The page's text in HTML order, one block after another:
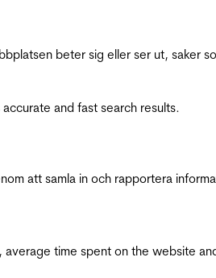
beter sig eller ser ut, saker
and fast search results.
att samla in och rapportera
time spent on the website